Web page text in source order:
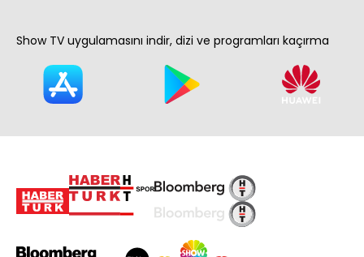
Show TV uygulamasını indir, dizi ve programları kaçırma